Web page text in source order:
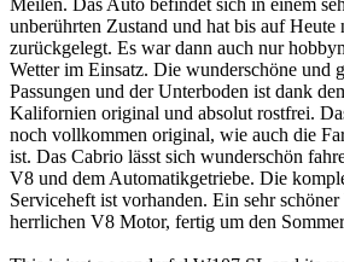
unberührten Zustand und hat bis auf
zurückgelegt. Es war dann auch nur
Wetter im Einsatz. Die wunderschöne und
Passungen und der Unterboden ist dank
Kalifornien original und absolut rostfrei.
noch vollkommen original, wie auch die
ist. Das Cabrio lässt sich wunderschön
V8 und dem Automatikgetriebe. Die
Serviceheft ist vorhanden. Ein sehr
herrlichen V8 Motor, fertig um den